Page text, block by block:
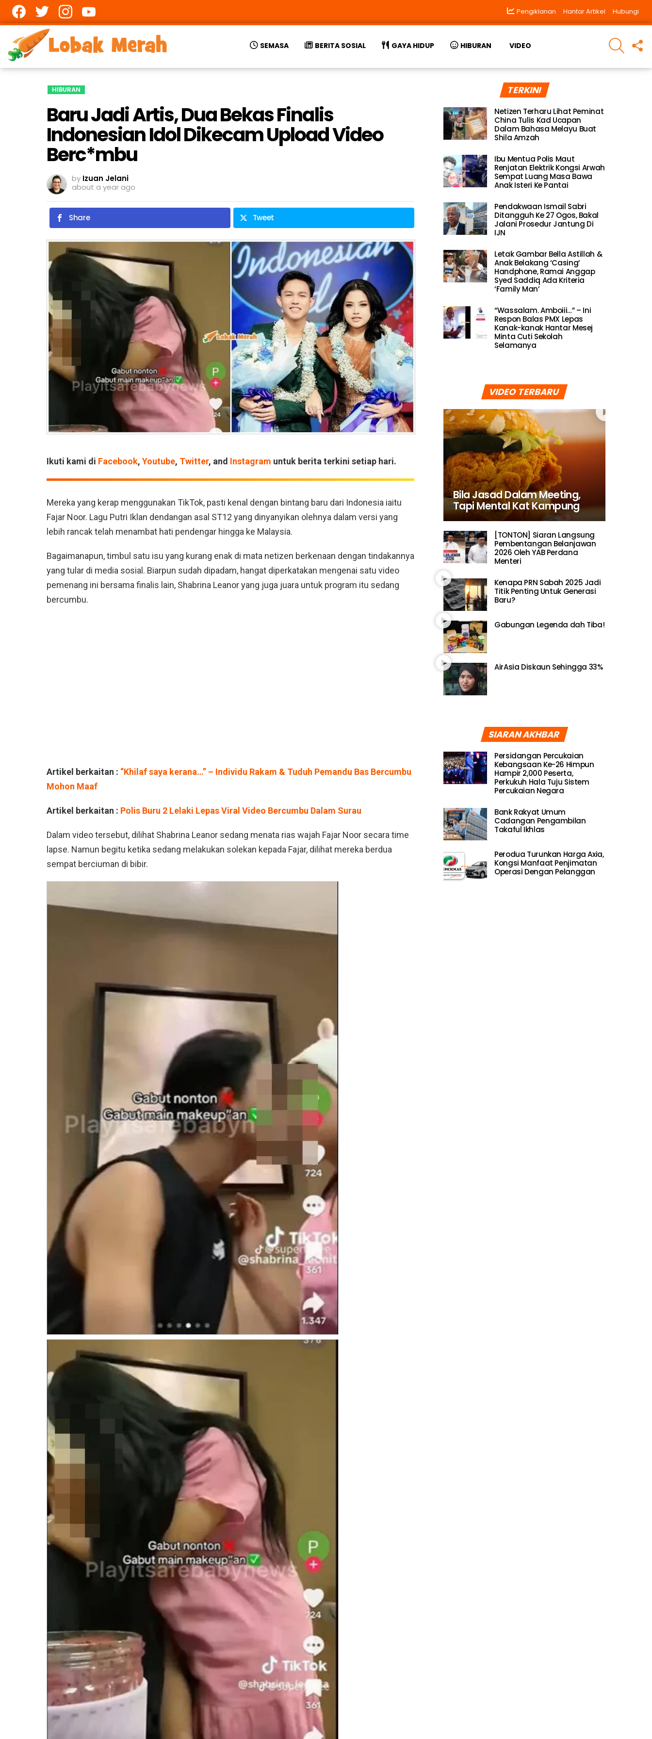
Pengiklanan Hantar Artikel Hubungi
SEMASA BERITA SOSIAL GAYA HIDUP HIBURAN VIDEO
SEARCH
HIBURAN
Baru Jadi Artis, Dua Bekas Finalis
Indonesian Idol Dikecam Upload Video
Berc*mbu
by Izuan Jelani
about a year ago
Share Tweet
Ikuti kami di Facebook, Youtube, Twitter, and Instagram untuk berita terkini setiap hari.
Mereka yang kerap menggunakan TikTok, pasti kenal dengan bintang baru dari Indonesia iaitu
Fajar Noor. Lagu Putri Iklan dendangan asal ST12 yang dinyanyikan olehnya dalam versi yang
lebih rancak telah menambat hati pendengar hingga ke Malaysia.
Bagaimanapun, timbul satu isu yang kurang enak di mata netizen berkenaan dengan tindakannya
yang tular di media sosial. Biarpun sudah dipadam, hangat diperkatakan mengenai satu video
pemenang ini bersama finalis lain, Shabrina Leanor yang juga juara untuk program itu sedang
bercumbu.
Artikel berkaitan : “Khilaf saya kerana…” – Individu Rakam & Tuduh Pemandu Bas Bercumbu
Mohon Maaf
Artikel berkaitan : Polis Buru 2 Lelaki Lepas Viral Video Bercumbu Dalam Surau
Dalam video tersebut, dilihat Shabrina Leanor sedang menata rias wajah Fajar Noor secara time
lapse. Namun begitu ketika sedang melakukan solekan kepada Fajar, dilihat mereka berdua
sempat berciuman di bibir.
TERKINI
Netizen Terharu Lihat Peminat
China Tulis Kad Ucapan
Dalam Bahasa Melayu Buat
Shila Amzah
Ibu Mentua Polis Maut
Renjatan Elektrik Kongsi Arwah
Sempat Luang Masa Bawa
Anak Isteri Ke Pantai
Pendakwaan Ismail Sabri
Ditangguh Ke 27 Ogos, Bakal
Jalani Prosedur Jantung Di
IJN
Letak Gambar Bella Astillah &
Anak Belakang ‘Casing’
Handphone, Ramai Anggap
Syed Saddiq Ada Kriteria
‘Family Man’
“Wassalam. Amboiii…” – Ini
Respon Balas PMX Lepas
Kanak-kanak Hantar Mesej
Minta Cuti Sekolah
Selamanya
VIDEO TERBARU
Bila Jasad Dalam Meeting,
Tapi Mental Kat Kampung
[TONTON] Siaran Langsung
Pembentangan Belanjawan
2026 Oleh YAB Perdana
Menteri
Kenapa PRN Sabah 2025 Jadi
Titik Penting Untuk Generasi
Baru?
Gabungan Legenda dah Tiba!
AirAsia Diskaun Sehingga 33%
SIARAN AKHBAR
Persidangan Percukaian
Kebangsaan Ke-26 Himpun
Hampir 2,000 Peserta,
Perkukuh Hala Tuju Sistem
Percukaian Negara
Bank Rakyat Umum
Cadangan Pengambilan
Takaful Ikhlas
Perodua Turunkan Harga Axia,
Kongsi Manfaat Penjimatan
Operasi Dengan Pelanggan